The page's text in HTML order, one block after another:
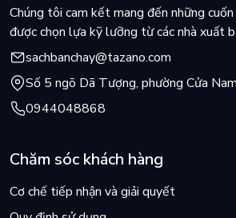
Chúng tôi cam kết mang đến những
được chọn lựa kỹ lưỡng từ các nhà xuất
sachbanchay@tazano.com
Số 5 ngõ Dã Tượng, phường Cửa
0944048868
Chăm sóc khách hàng
Cơ chế tiếp nhận và giải quyết